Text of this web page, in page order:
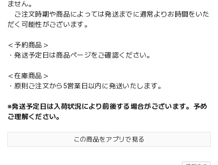
ません。
ご注文時期や商品によっては発送までに通常よりお時間をいた
だく可能性がございます。
＜予約商品＞
・発送予定日は商品ページをご確認ください。
＜在庫商品＞
・原則ご注文から5営業日以内に発送いたします。
※発送予定日は入荷状況により前後する場合がございます。予め
ご理解ください。
この商品をアプリで見る